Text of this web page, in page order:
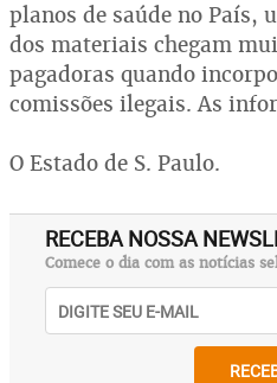
planos de saúde no País,
dos materiais chegam
pagadoras quando
comissões ilegais. As
O Estado de S. Paulo.
RECEBA NOSSA
Comece o dia com as notícias